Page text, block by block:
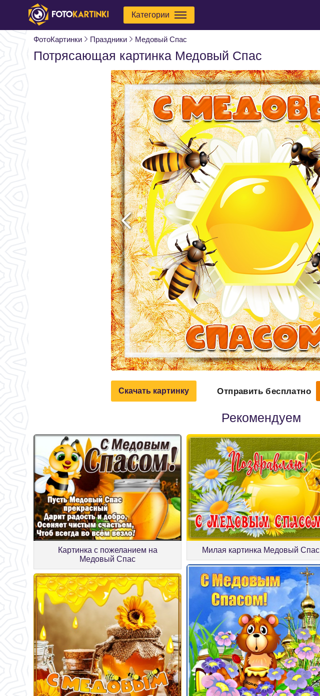
Категории
ФотоКартинки Праздники Медовый Спас
Потрясающая картинка Медовый Спас
Скачать картинку Отправить бесплатно
Рекомендуем
Картинка с пожеланием на
Медовый Спас
Милая картинка Медовый Спас